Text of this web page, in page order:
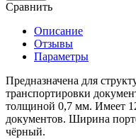
Сравнить
Описание
Отзывы
Параметры
Предназначена для
транспортировки
толщиной 0,7 мм. Имеет
документов. Ширина
чёрный.